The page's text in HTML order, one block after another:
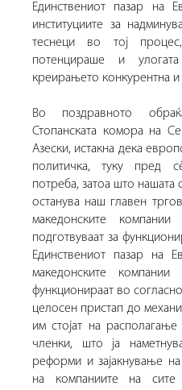
Единствениот пазар на
институциите за
теснеци во тој
потенцираше и
креирањето конкурентна
Во поздравното
Стопанската комора на
Азески, истакна дека
политичка, туку пред
потреба, затоа што нашата
останува наш главен
македонските
подготвуваат за
Единствениот пазар на
македонските
функционираат во
целосен пристап до
им стојат на
членки, што ја
реформи и зајакнување
на компаниите на